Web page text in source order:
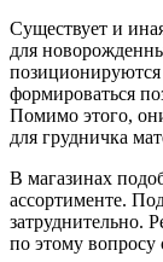
Существует и
для
формироваться
Помимо этого,
для грудничка
В магазинах
ассортименте.
затруднительно.
по этому вопросу